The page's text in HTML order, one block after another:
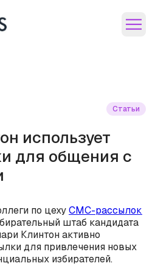
Статьи
использует
для общения с
по цехуСМС-рассылок
штаб кандидата
Клинтон активно
для привлечения новых
избирателей.